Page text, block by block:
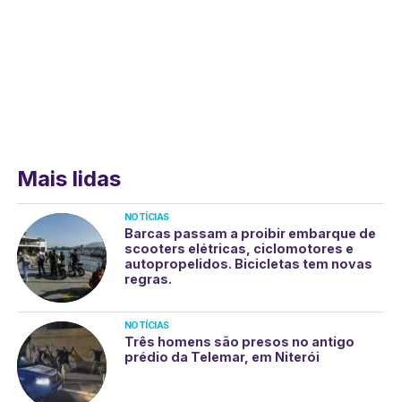
Mais lidas
NOTÍCIAS
Barcas passam a proibir embarque de
scooters elétricas, ciclomotores e
autopropelidos. Bicicletas tem novas
regras.
NOTÍCIAS
Três homens são presos no antigo
prédio da Telemar, em Niterói